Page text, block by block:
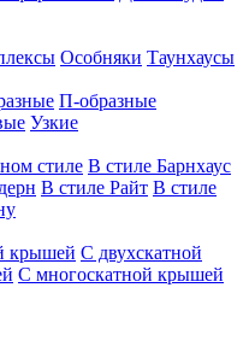
Особняки Таунхаусы
П-образные
Узкие
стиле В стиле Барнхаус
В стиле Райт В стиле
крышей С двухскатной
С многоскатной крышей